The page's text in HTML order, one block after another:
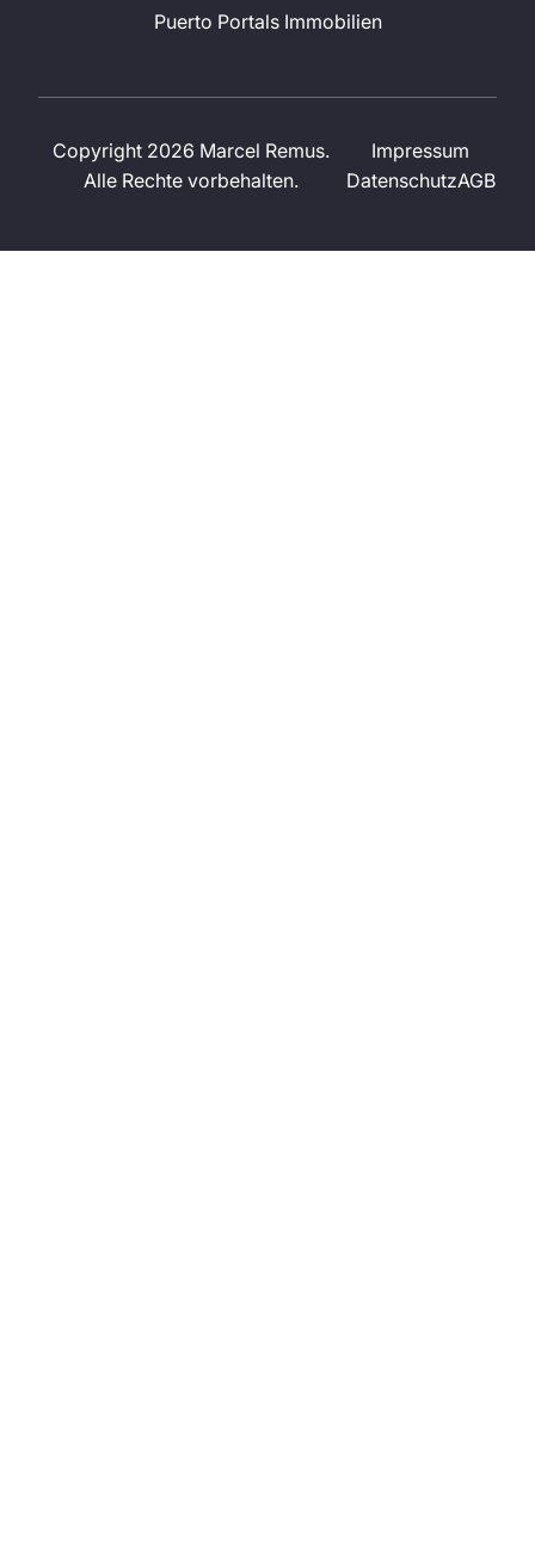
Puerto Portals Immobilien
Copyright 2026 Marcel Remus.
Alle Rechte vorbehalten.
Impressum
DatenschutzAGB